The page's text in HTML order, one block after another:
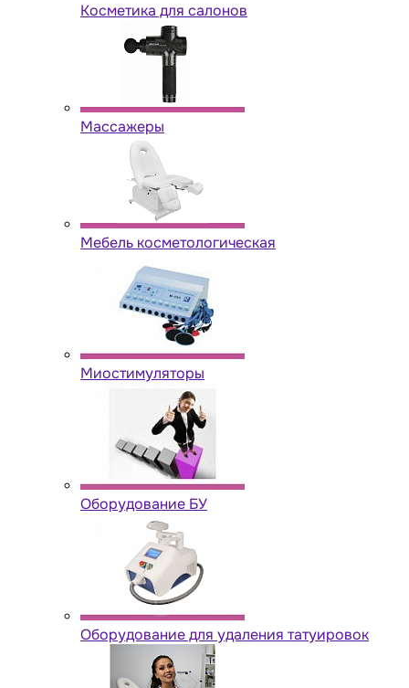
Косметика для салонов
Массажеры
Мебель косметологическая
Миостимуляторы
Оборудование БУ
Оборудование для удаления татуировок